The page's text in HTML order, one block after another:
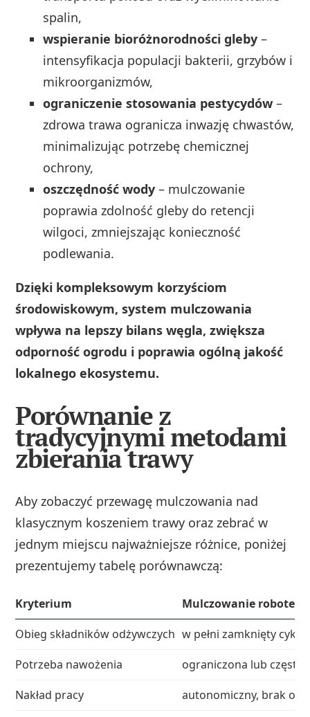
spalin,
wspieranie bioróżnorodności gleby –
intensyfikacja populacji bakterii, grzybów i
mikroorganizmów,
ograniczenie stosowania pestycydów –
zdrowa trawa ogranicza inwazję chwastów,
minimalizując potrzebę chemicznej
ochrony,
oszczędność wody – mulczowanie
poprawia zdolność gleby do retencji
wilgoci, zmniejszając konieczność
podlewania.
Dzięki kompleksowym korzyściom
środowiskowym, system mulczowania
wpływa na lepszy bilans węgla, zwiększa
odporność ogrodu i poprawia ogólną jakość
lokalnego ekosystemu.
Porównanie z
tradycyjnymi metodami
zbierania trawy
Aby zobaczyć przewagę mulczowania nad
klasycznym koszeniem trawy oraz zebrać w
jednym miejscu najważniejsze różnice, poniżej
prezentujemy tabelę porównawczą:
Kryterium
Mulczowanie robotem
Obieg składników odżywczych w pełni zamknięty cykl,
Potrzeba nawożenia
ograniczona lub często
Nakład pracy
autonomiczny, brak